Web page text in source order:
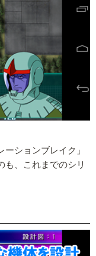
ションブレイク」
も、これまでのシリ